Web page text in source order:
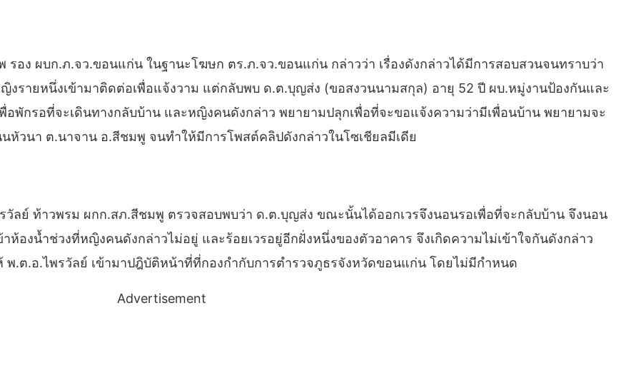
ง ผบก.ภ.จว.ขอนแก่น ในฐานะโฆษก ตร.ภ.จว.ขอนแก่น กล่าวว่า เรื่องดังกล่าวได้มีการสอบสวนจนทราบว่า
รายหนึ่งเข้ามาติดต่อเพื่อแจ้งวาม แต่กลับพบ ด.ต.บุญส่ง (ขอสงวนนามสกุล) อายุ 52 ปี ผบ.หมู่งานป้องกันและ
พักรอที่จะเดินทางกลับบ้าน และหญิงคนดังกล่าว พยายามปลุกเพื่อที่จะขอแจ้งความว่ามีเพื่อนบ้าน พยายามจะ
หัวนา ต.นาจาน อ.สีชมพู จนทำให้มีการโพสต์คลิปดังกล่าวในโซเชียลมีเดีย
ลย์ ท้าวพรม ผกก.สภ.สีชมพู ตรวจสอบพบว่า ด.ต.บุญส่ง ขณะนั้นได้ออกเวรจึงนอนรอเพื่อที่จะกลับบ้าน จึงนอน
องน้ำช่วงที่หญิงคนดังกล่าวไม่อยู่ และร้อยเวรอยู่อีกฝั่งหนึ่งของตัวอาคาร จึงเกิดความไม่เข้าใจกันดังกล่าว
.ต.อ.ไพรวัลย์ เข้ามาปฎิบัติหน้าที่ที่กองกำกับการตำรวจภูธรจังหวัดขอนแก่น โดยไม่มีกำหนด
Advertisement